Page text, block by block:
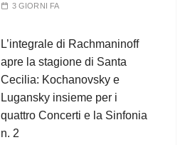
3 GIORNI FA
L’integrale di Rachmaninoff
apre la stagione di Santa
Cecilia: Kochanovsky e
Lugansky insieme per i
quattro Concerti e la Sinfonia
n. 2